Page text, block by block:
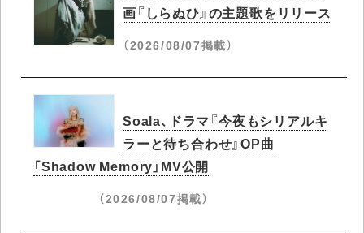
画『しらぬひ』の主題歌をリリース
（2026/08/07掲載）
Soala、ドラマ『今夜もシリアルキ
ラーと待ち合わせ』OP曲
「Shadow Memory」MV公開
（2026/08/07掲載）